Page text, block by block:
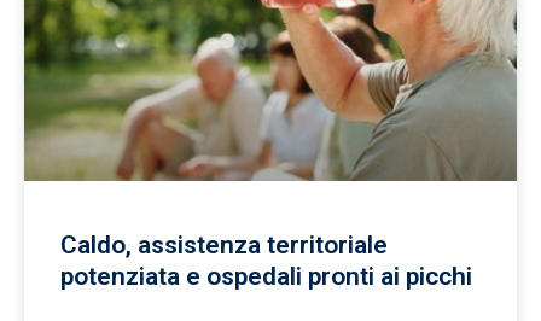
Caldo, assistenza territoriale
potenziata e ospedali pronti ai picchi